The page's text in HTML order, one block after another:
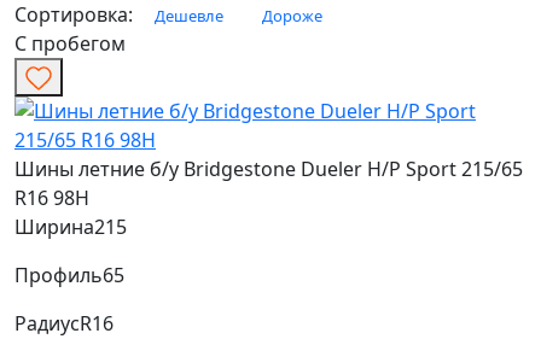
Сортировка:
Дешевле Дороже
С пробегом
Шины летние б/у Bridgestone Dueler H/P Sport 215/65
R16 98H
Ширина215
Профиль65
РадиусR16